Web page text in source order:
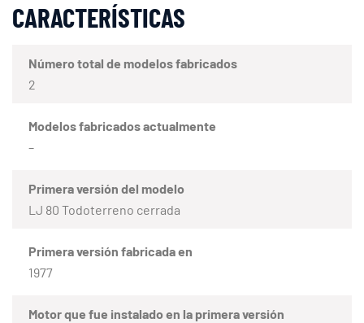
CARACTERÍSTICAS
Número total de modelos fabricados
2
Modelos fabricados actualmente
–
Primera versión del modelo
LJ 80 Todoterreno cerrada
Primera versión fabricada en
1977
Motor que fue instalado en la primera versión